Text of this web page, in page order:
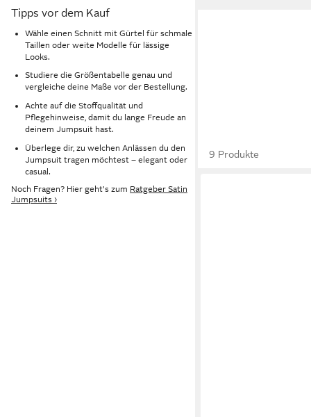
Tipps vor dem Kauf
Wähle einen Schnitt mit Gürtel für schmale
Taillen oder weite Modelle für lässige
Looks.
Studiere die Größentabelle genau und
vergleiche deine Maße vor der Bestellung.
Achte auf die Stoffqualität und
Pflegehinweise, damit du lange Freude an
deinem Jumpsuit hast.
Überlege dir, zu welchen Anlässen du den
Jumpsuit tragen möchtest – elegant oder
casual.
Noch Fragen? Hier geht's zum Ratgeber Satin
Jumpsuits ›
9 Produkte